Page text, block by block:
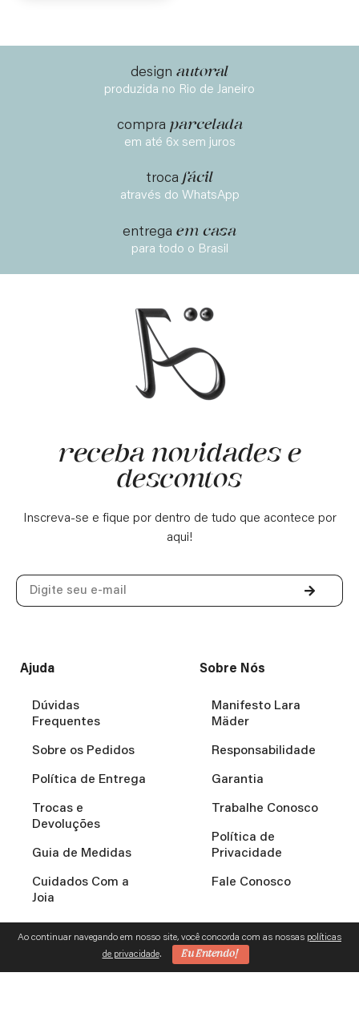
design autoral
produzida no Rio de Janeiro
compra parcelada
em até 6x sem juros
troca fácil
através do WhatsApp
entrega em casa
para todo o Brasil
receba novidades e
descontos
Inscreva-se e fique por dentro de tudo que acontece por
aqui!
Ajuda
Dúvidas
Frequentes
Sobre os Pedidos
Política de Entrega
Trocas e
Devoluções
Guia de Medidas
Cuidados Com a
Joia
Sobre Nós
Manifesto Lara
Mäder
Responsabilidade
Garantia
Trabalhe Conosco
Política de
Privacidade
Fale Conosco
Ao continuar navegando em nosso site, você concorda com as nossas políticas
de privacidade. Eu Entendo!